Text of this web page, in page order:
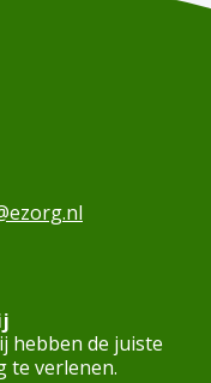
hebben de juiste
te verlenen.